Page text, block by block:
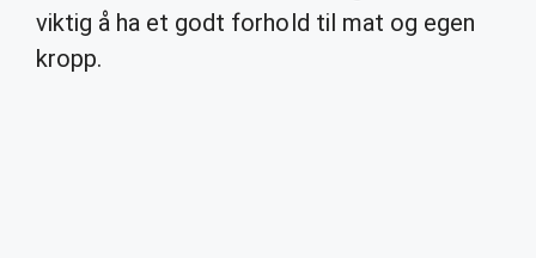
viktig å ha et godt forhold til mat og egen
kropp.